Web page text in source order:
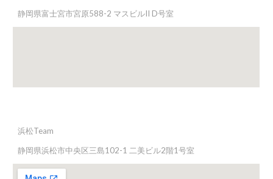
静岡県富士宮市宮原588-2 マスビルII D号室
浜松Team
静岡県浜松市中央区三島102-1 二美ビル2階1号室